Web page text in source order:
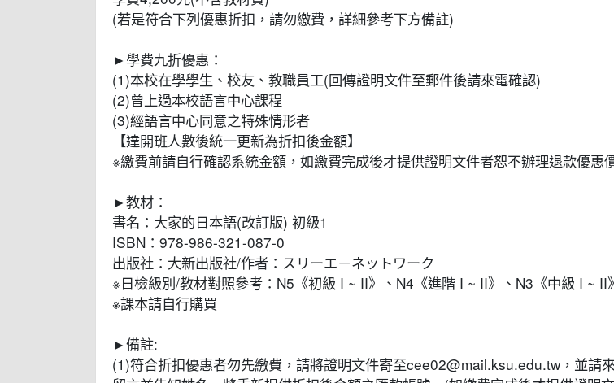
(若是符合下列優惠折扣，請勿繳費，詳細參考下方備註)
►學費九折優惠：
(1)本校在學學生、校友、教職員工(回傳證明文件至郵件後請來電確認)
(2)曾上過本校語言中心課程
(3)經語言中心同意之特殊情形者
【達開班人數後統一更新為折扣後金額】
※繳費前請自行確認系統金額，如繳費完成後才提供證明文件者恕不辦理退款優惠
►教材：
書名：大家的日本語(改訂版) 初級1
ISBN：978-986-321-087-0
出版社：大新出版社/作者：スリーエ－ネットワーク
※日檢級別/教材對照參考：N5《初級 I ~ II》、N4《進階 I ~ II》、N3《中級 I ~ II》
※課本請自行購買
►備註:
(1)符合折扣優惠者勿先繳費，請將證明文件寄至cee02@mail.ksu.edu.tw，並